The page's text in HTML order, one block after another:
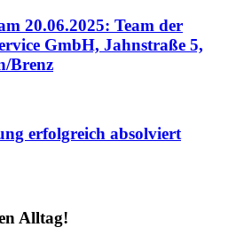
20.06.2025: Team der
GmbH, Jahnstraße 5,
Brenz
erfolgreich absolviert
Alltag!